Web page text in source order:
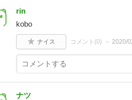
rin
kobo
ナイス コメント(0) 2020/
ナツ